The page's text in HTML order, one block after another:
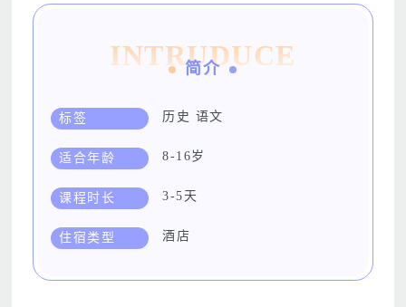
INTRUDUCE
简介
标签 历史 语文
适合年龄 8-16岁
课程时长 3-5天
住宿类型 酒店